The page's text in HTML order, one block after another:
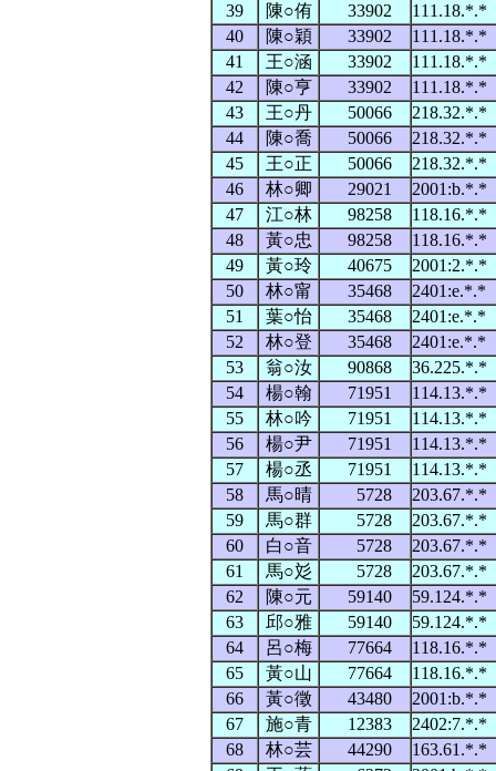
39
陳○侑 33902
40
陳○穎 33902
41
王○涵 33902
42
陳○亨 33902
43
王○丹 50066
44
陳○喬 50066
45
王○正 50066
46
林○卿 29021
47
江○林 98258
48
黃○忠 98258
49
黃○玲 40675
50
林○甯 35468
51
葉○怡 35468
52
林○登 35468
53
翁○汝 90868
54
楊○翰 71951
55
林○吟 71951
56
楊○尹 71951
57
楊○丞 71951
58
馬○晴 5728
59
馬○群 5728
60
白○音 5728
61
馬○彣 5728
62
陳○元 59140
63
邱○雅 59140
64
呂○梅 77664
65
黃○山 77664
66
黃○徵 43480
67
施○青 12383
68
林○芸 44290